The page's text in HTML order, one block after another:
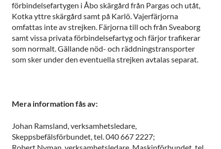
förbindelsefartygen i Åbo skärgård från Pargas och utåt,
Kotka yttre skärgård samt på Karlö. Vajerfärjorna
omfattas inte av strejken. Färjorna till och från Sveaborg
samt vissa privata förbindelsefartyg och färjor trafikerar
som normalt. Gällande nöd- och räddningstransporter
som sker under den eventuella strejken avtalas separat.
Mera information fås av:
Johan Ramsland, verksamhetsledare,
Skeppsbefälsförbundet, tel. 040 667 2227;
Robert Nyman, verksamhetsledare, Maskinförbundet, tel.